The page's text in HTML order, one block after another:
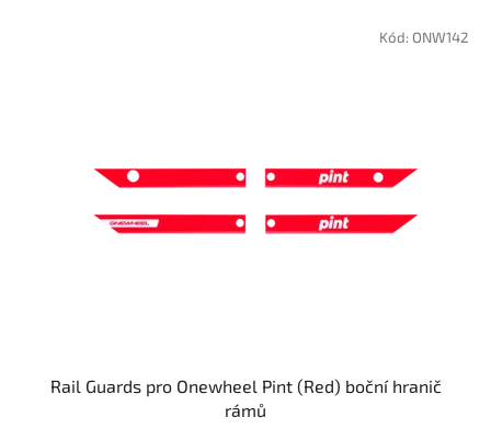
Rail Guards pro Onewheel Pint (Red) boční hranič
rámů
Kód: ONW142